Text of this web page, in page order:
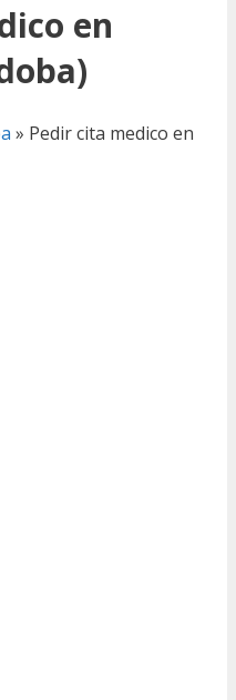
en
» Pedir cita medico en